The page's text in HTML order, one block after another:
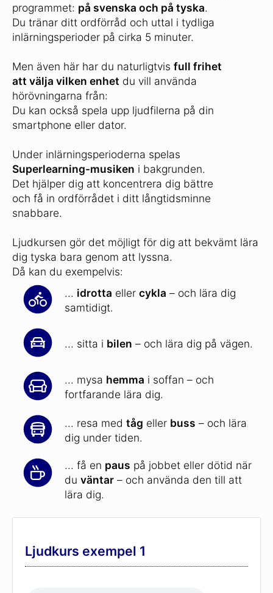
programmet: på svenska och på tyska.
Du tränar ditt ordförråd och uttal i tydliga
inlärningsperioder på cirka 5 minuter.
Men även här har du naturligtvis full frihet
att välja vilken enhet du vill använda
hörövningarna från:
Du kan också spela upp ljudfilerna på din
smartphone eller dator.
Under inlärningsperioderna spelas
Superlearning-musiken i bakgrunden.
Det hjälper dig att koncentrera dig bättre
och få in ordförrådet i ditt långtidsminne
snabbare.
Ljudkursen gör det möjligt för dig att bekvämt lära
dig tyska bara genom att lyssna.
Då kan du exempelvis:
... idrotta eller cykla – och lära dig
samtidigt.
... sitta i bilen – och lära dig på vägen.
... mysa hemma i soffan – och
fortfarande lära dig.
... resa med tåg eller buss – och lära
dig under tiden.
... få en paus på jobbet eller dötid när
du väntar – och använda den till att
lära dig.
Ljudkurs exempel 1